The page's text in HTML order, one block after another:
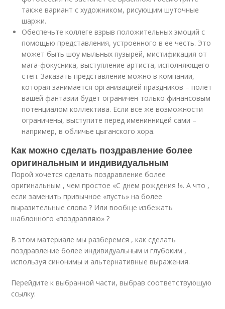
также вариант с художником, рисующим шуточные
шаржи.
Обеспечьте коллеге взрыв положительных эмоций с
помощью представления, устроенного в ее честь. Это
может быть шоу мыльных пузырей, мистификация от
мага-фокусника, выступление артиста, исполняющего
степ. Заказать представление можно в компании,
которая занимается организацией праздников – полет
вашей фантазии будет ограничен только финансовым
потенциалом коллектива. Если все же возможности
ограничены, выступите перед именинницей сами –
например, в обличье цыганского хора.
Как можно сделать поздравление более
оригинальным и индивидуальным
Порой хочется сделать поздравление более
оригинальным , чем простое «С днем рождения !». А что ,
если заменить привычное «пусть» на более
выразительные слова ? Или вообще избежать
шаблонного «поздравляю» ?
В этом материале мы разберемся , как сделать
поздравление более индивидуальным и глубоким ,
используя синонимы и альтернативные выражения.
Перейдите к выбранной части, выбрав соответствующую
ссылку: